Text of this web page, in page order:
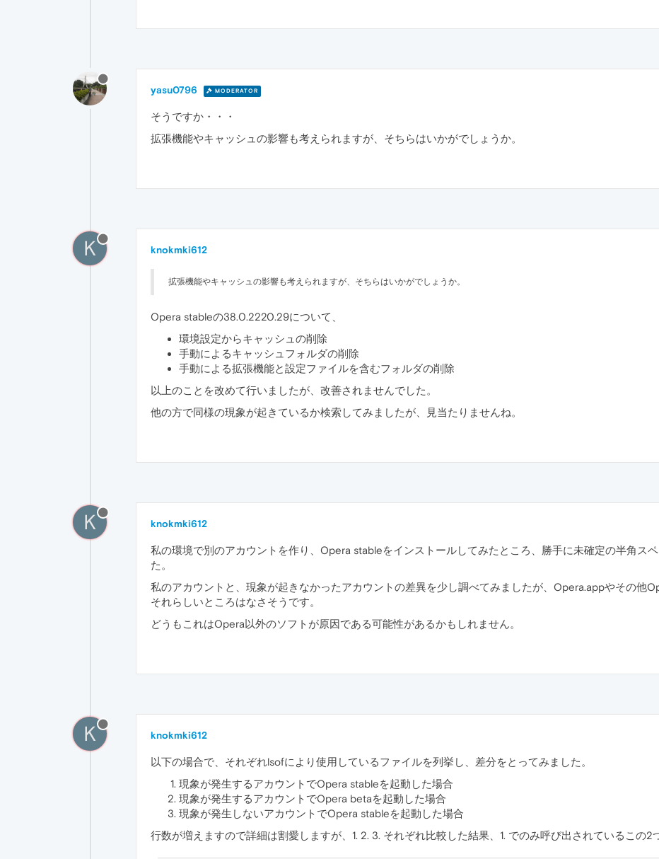
yasu0796 MODERATOR
そうですか・・・
拡張機能やキャッシュの影響も考えられますが、そちらはいかがでしょうか。
K knokmki612
拡張機能やキャッシュの影響も考えられますが、そちらはいかがでしょうか。
Opera stableの38.0.2220.29について、
環境設定からキャッシュの削除
手動によるキャッシュフォルダの削除
手動による拡張機能と設定ファイルを含むフォルダの削除
以上のことを改めて行いましたが、改善されませんでした。
他の方で同様の現象が起きているか検索してみましたが、見当たりませんね。
K knokmki612
私の環境で別のアカウントを作り、Opera stableをインストールしてみたところ、勝手に未確定の半角ス
た。
私のアカウントと、現象が起きなかったアカウントの差異を少し調べてみましたが、Opera.appやその他
それらしいところはなさそうです。
どうもこれはOpera以外のソフトが原因である可能性があるかもしれません。
K knokmki612
以下の場合で、それぞれlsofにより使用しているファイルを列挙し、差分をとってみました。
現象が発生するアカウントでOpera stableを起動した場合
現象が発生するアカウントでOpera betaを起動した場合
現象が発生しないアカウントでOpera stableを起動した場合
行数が増えますので詳細は割愛しますが、1. 2. 3. それぞれ比較した結果、1. でのみ呼び出されているこの2